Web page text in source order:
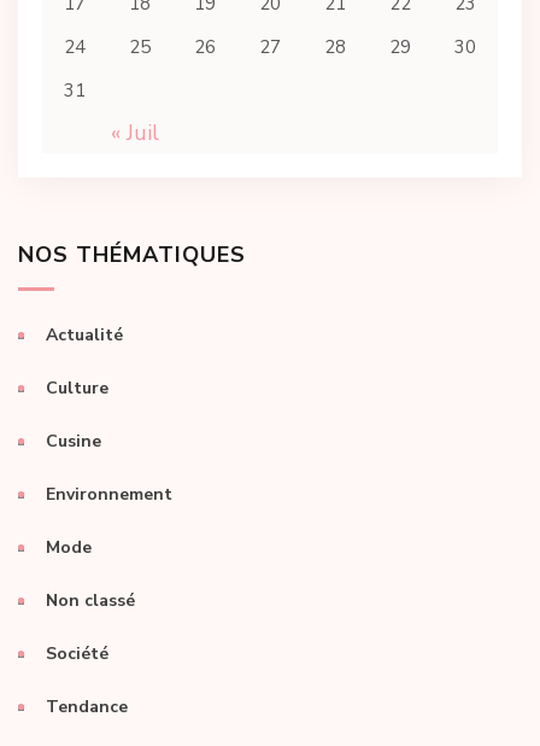
24
25 26 27 28 29
30
31
« Juil
NOS THÉMATIQUES
Actualité
Culture
Cusine
Environnement
Mode
Non classé
Société
Tendance